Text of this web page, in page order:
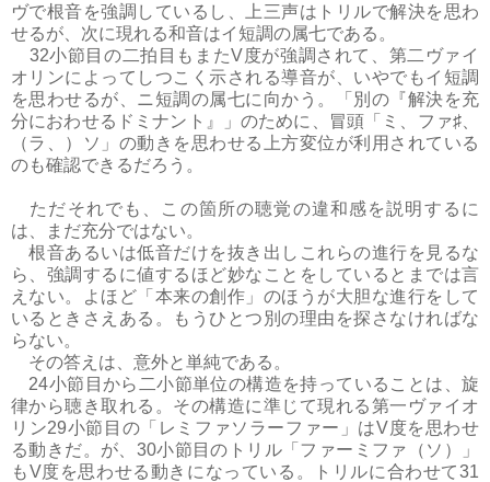
ヴで根音を強調しているし、上三声はトリルで解決を思わ
せるが、次に現れる和音はイ短調の属七である。
32小節目の二拍目もまたV度が強調されて、第二ヴァイ
オリンによってしつこく示される導音が、いやでもイ短調
を思わせるが、ニ短調の属七に向かう。「別の『解決を充
分におわせるドミナント』」のために、冒頭「ミ、ファ♯、
（ラ、）ソ」の動きを思わせる上方変位が利用されている
のも確認できるだろう。
ただそれでも、この箇所の聴覚の違和感を説明するに
は、まだ充分ではない。
根音あるいは低音だけを抜き出しこれらの進行を見るな
ら、強調するに値するほど妙なことをしているとまでは言
えない。よほど「本来の創作」のほうが大胆な進行をして
いるときさえある。もうひとつ別の理由を探さなければな
らない。
その答えは、意外と単純である。
24小節目から二小節単位の構造を持っていることは、旋
律から聴き取れる。その構造に準じて現れる第一ヴァイオ
リン29小節目の「レミファソラーファー」はV度を思わせ
る動きだ。が、30小節目のトリル「ファーミファ（ソ）」
もV度を思わせる動きになっている。トリルに合わせて31